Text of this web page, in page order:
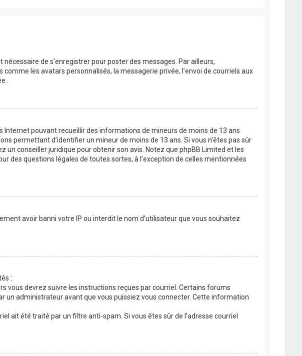
de s’enregistrer pour poster des messages. Par ailleurs,
les avatars personnalisés, la messagerie privée, l’envoi de courriels aux
Internet pouvant recueillir des informations de mineurs de moins de 13 ans
permettant d’identifier un mineur de moins de 13 ans. Si vous n’êtes pas sûr
un conseiller juridique pour obtenir son avis. Notez que phpBB Limited et les
des questions légales de toutes sortes, à l’exception de celles mentionnées
avoir banni votre IP ou interdit le nom d’utilisateur que vous souhaitez
:
vous devrez suivre les instructions reçues par courriel. Certains forums
administrateur avant que vous puissiez vous connecter. Cette information
ait été traité par un filtre anti-spam. Si vous êtes sûr de l’adresse courriel